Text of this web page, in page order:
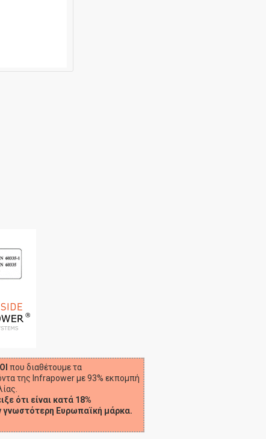
που διαθέτουμε τα
της Infrapower με 93% εκπομπή
ότι είναι κατά 18%
γνωστότερη Ευρωπαϊκή μάρκα.